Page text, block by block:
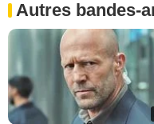
Autres bandes-